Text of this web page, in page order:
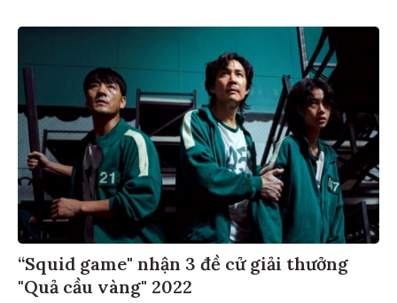
“Squid game" nhận 3 đề cử giải thưởng
"Quả cầu vàng" 2022